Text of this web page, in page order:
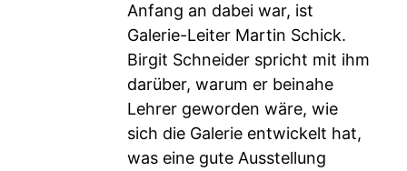
Anfang an dabei war, ist
Galerie-Leiter Martin Schick.
Birgit Schneider spricht mit ihm
darüber, warum er beinahe
Lehrer geworden wäre, wie
sich die Galerie entwickelt hat,
was eine gute Ausstellung